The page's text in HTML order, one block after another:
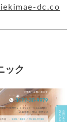
dc.co
ック